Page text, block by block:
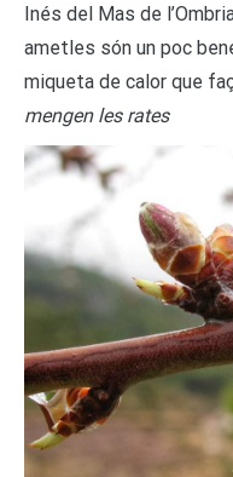
Inés del Mas de
ametles són un poc
miqueta de calor que
mengen les rates